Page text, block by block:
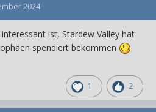
2024
ist, Stardew Valley hat
spendiert bekommen
1 2